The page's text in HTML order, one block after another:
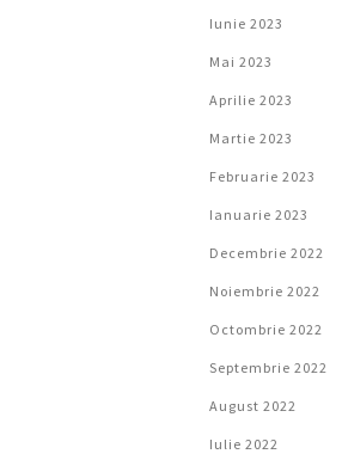
Iunie 2023
Mai 2023
Aprilie 2023
Martie 2023
Februarie 2023
Ianuarie 2023
Decembrie 2022
Noiembrie 2022
Octombrie 2022
Septembrie 2022
August 2022
Iulie 2022